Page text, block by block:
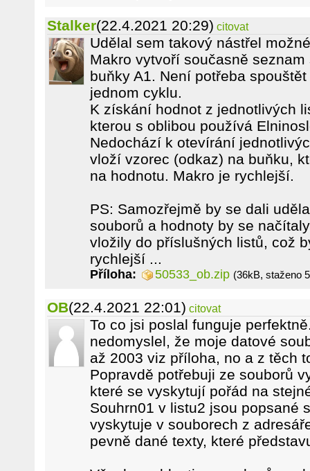
Stalker(22.4.2021 20:29) citovat
Udělal sem takový nástřel
Makro vytvoří současně
buňky A1. Není potřeba
jednom cyklu.
K získání hodnot z jednotlivých
kterou s oblibou používá
Nedochází k otevírání
vloží vzorec (odkaz) na buňku,
na hodnotu. Makro je rychlejší.
PS: Samozřejmě by se dali
souborů a hodnoty by se
vložily do příslušných listů, což
rychlejší ...
Příloha: 50533_ob.zip (36kB, staženo
OB(22.4.2021 22:01) citovat
To co jsi poslal funguje
nedomyslel, že moje datové
až 2003 viz příloha, no a z těch
Popravdě potřebuji ze souborů
které se vyskytují pořád na
Souhrn01 v listu2 jsou popsané
vyskytuje v souborech z
pevně dané texty, které